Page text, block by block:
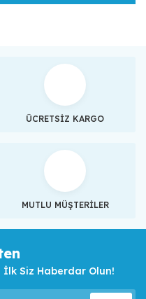
ÜCRETSİZ KARGO
MUTLU MÜŞTERİLER
Siz Haberdar Olun!